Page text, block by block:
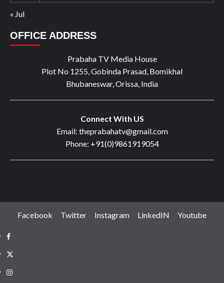
« Jul
OFFICE ADDRESS
Prabaha TV Media House
Plot No 1255, Gobinda Prasad, Bomikhal
Bhubaneswar, Orissa, India
Connect With US
Email: theprabahatv@gmail.com
Phone: +91(0)9861919054
Facebook Twitter Instagram LinkedIN Youtube
Facebook
Twitter
Instagram